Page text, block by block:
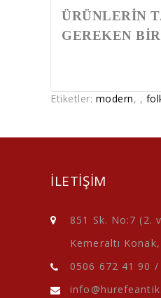
ÜRÜNLERİN
GEREKEN
Etiketler: modern, ,
ILETIŞIM
851 Sk. No:7 (2.
Kemeraltı
0506 672 41 90 /